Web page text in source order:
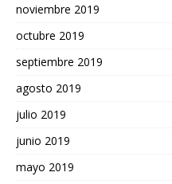
noviembre 2019
octubre 2019
septiembre 2019
agosto 2019
julio 2019
junio 2019
mayo 2019